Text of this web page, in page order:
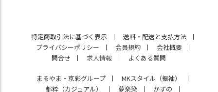
特定商取引法に基づく表示
送料・配送と支払方法
プライバシーポリシー
会員規約
会社概要
問合せ
求人情報 よくある質問
まるやま・京彩グループ
MKスタイル（振袖）
都粋（カジュアル）
夢楽染 かずの